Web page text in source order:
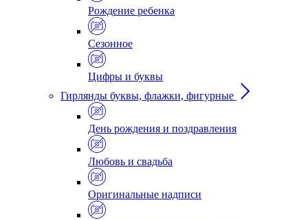
Рождение ребенка
Сезонное
Цифры и буквы
Гирлянды буквы, флажки, фигурные
День рождения и поздравления
Любовь и свадьба
Оригинальные надписи